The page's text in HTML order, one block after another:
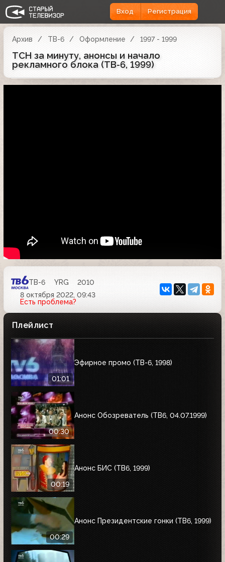
Вход Регистрация
Архив ТВ-6 Оформление 1997 - 1999
ТСН за минуту, анонсы и начало
рекламного блока (ТВ-6, 1999)
ТВ-6 YRG
2010
8 октября 2022, 09:43
Есть проблема?
Плейлист
01:01
Эфирное промо (ТВ-6, 1998)
00:30
Анонс Обозреватель (ТВ6, 04.07.1999)
00:19
Анонс БИС (ТВ6, 1999)
00:29
Анонс Президентские гонки (ТВ6, 1999)